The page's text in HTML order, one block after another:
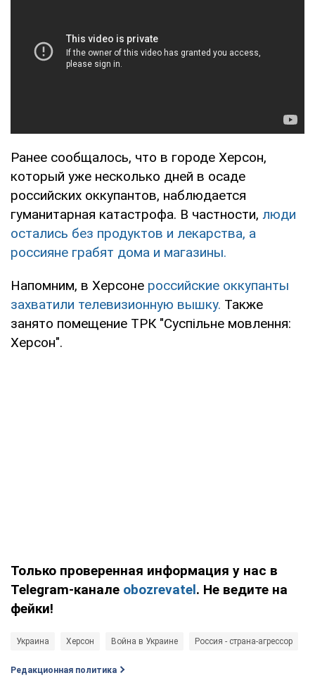
Ранее сообщалось, что в городе Херсон,
который уже несколько дней в осаде
российских оккупантов, наблюдается
гуманитарная катастрофа. В частности, люди
остались без продуктов и лекарства, а
россияне грабят дома и магазины.
Напомним, в Херсоне российские оккупанты
захватили телевизионную вышку. Также
занято помещение ТРК "Суспільне мовлення:
Херсон".
Только проверенная информация у нас в
Telegram-канале obozrevatel. Не ведите на
фейки!
Украина Херсон Война в Украине Россия - страна-агрессор
Редакционная политика